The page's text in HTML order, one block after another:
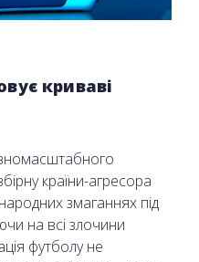
криваві
країни-агресора
змаганнях під
на всі злочини
футболу не